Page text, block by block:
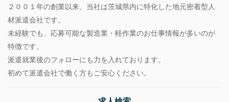
２００１年の創業以来、当社は茨城県内に特化した地元密着型人
材派遣会社です。
未経験でも、応募可能な製造業・軽作業のお仕事情報が多いのが
特徴です。
派遣就業後のフォローにも力を入れております。
初めて派遣会社で働く方もご安心ください。